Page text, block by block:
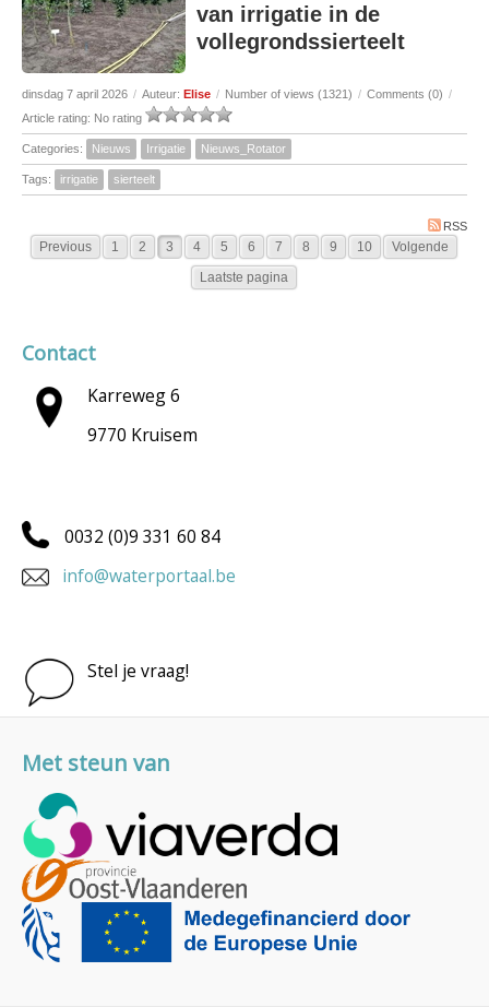
van irrigatie in de
vollegrondssierteelt
dinsdag 7 april 2026 / Auteur: Elise / Number of views (1321) / Comments (0) /
Article rating: No rating
Categories: Nieuws Irrigatie Nieuws_Rotator
Tags: irrigatie sierteelt
RSS
Previous 1 2 3 4 5 6 7 8 9 10
Volgende
Laatste pagina
Contact
Karreweg 6
9770 Kruisem
0032 (0)9 331 60 84
info@waterportaal.be
Stel je vraag!
Met steun van